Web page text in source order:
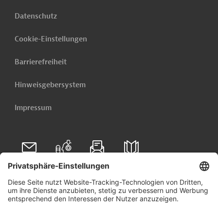
Datenschutz
Cookie-Einstellungen
Barrierefreiheit
Hinweisgebersystem
Impressum
Folgen Sie uns auf